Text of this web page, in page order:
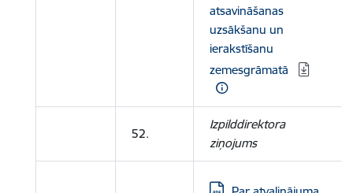
atsavināšanas
uzsākšanu un
ierakstīšanu
zemesgrāmatā
52.
Izpilddirektora
ziņojums